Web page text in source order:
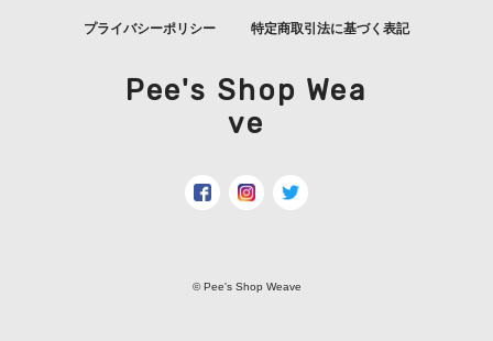
プライバシーポリシー 特定商取引法に基づく表記
Pee's Shop Wea
ve
© Pee's Shop Weave